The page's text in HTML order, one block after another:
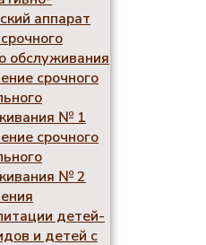
аппарат
обслуживания
срочного
№ 1
срочного
№ 2
детей-
и детей с